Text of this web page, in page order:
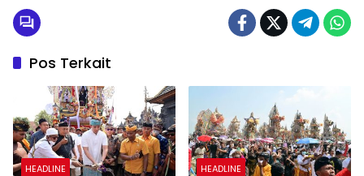
Pos Terkait
HEADLINE HEADLINE